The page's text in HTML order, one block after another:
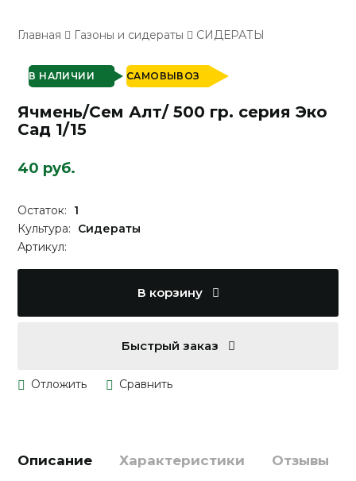
Главная Газоны и сидераты СИДЕРАТЫ
В НАЛИЧИИ САМОВЫВОЗ
Ячмень/Сем Алт/ 500 гр. серия Эко
Сад 1/15
40 руб.
Остаток:
1
Культура:
Сидераты
Артикул:
В корзину
Быстрый заказ
Описание Характеристики Отзывы